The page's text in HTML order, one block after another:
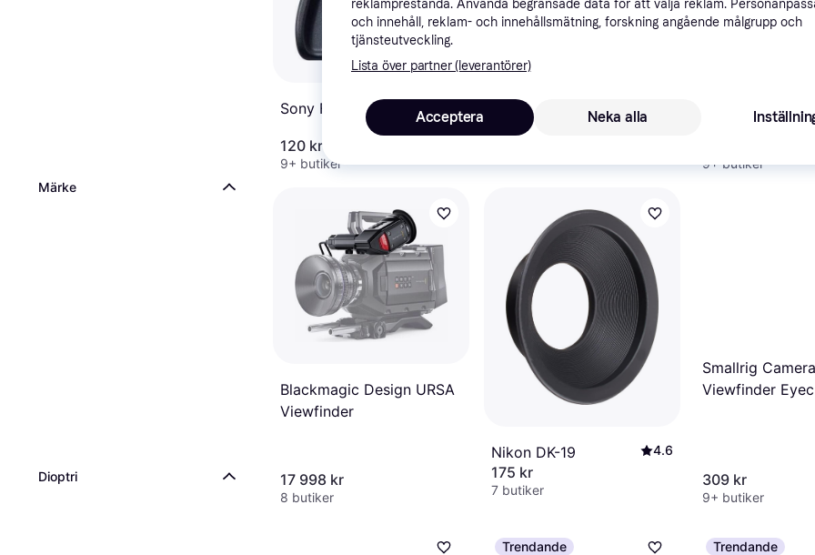
Märke
Dioptri
Sony FDA-EP10
120 kr
9+ butiker
Nikon DK-29
139 kr
9+ butiker
Blackmagic Design URSA
Viewfinder
17 998 kr
8 butiker
Nikon DK-19 4.6
175 kr
7 butiker
Smallrig Camera
Viewfinder
309 kr
9+ butiker
Trendande Trendande
reklamprestanda. Använda begränsade data för att välja reklam.
och innehåll, reklam- och innehållsmätning, forskning angående målgrupp och
tjänsteutveckling.
Lista över partner (leverantörer)
Neka alla
Acceptera